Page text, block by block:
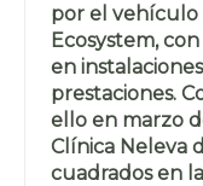
por el vehículo
Ecosystem,
en
prestaciones.
ello en marzo
Clínica Neleva
cuadrados en